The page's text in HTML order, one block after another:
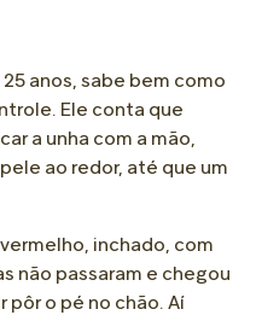
anos, sabe bem como
Ele conta que
a unha com a mão,
ao redor, até que um
inchado, com
não passaram e chegou
pôr o pé no chão. Aí